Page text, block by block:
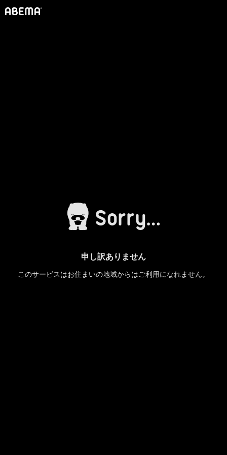
申し訳ありません
このサービスはお住まいの地域からはご利用になれません。